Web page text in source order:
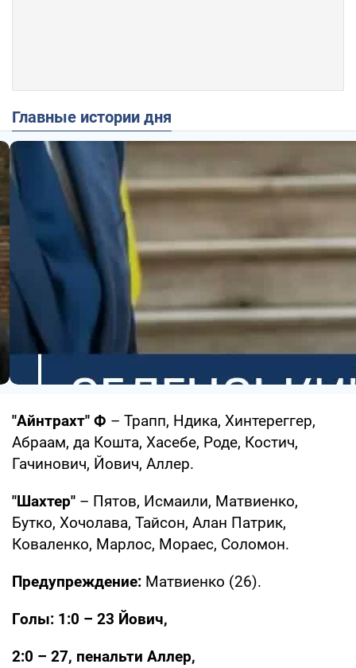
Главные истории дня
"Айнтрахт" Ф – Трапп, Ндика, Хинтереггер,
Абраам, да Кошта, Хасебе, Роде, Костич,
Гачинович, Йович, Аллер.
"Шахтер" – Пятов, Исмаили, Матвиенко,
Бутко, Хочолава, Тайсон, Алан Патрик,
Коваленко, Марлос, Мораес, Соломон.
Предупреждение: Матвиенко (26).
Голы: 1:0 – 23 Йович,
2:0 – 27, пенальти Аллер,